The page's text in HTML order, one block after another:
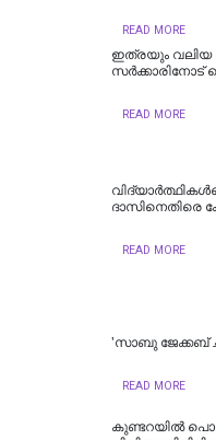
READ MORE
ഇത്രയും വലിയ
സർക്കാരിനോട്
READ MORE
ദാസിനെതിരെ
READ MORE
'സാബു ജേക്കബ്
READ MORE
കുണ്ടറയിൽ